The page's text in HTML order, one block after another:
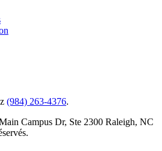
(984) 263-4376.
Campus Dr, Ste 2300 Raleigh, NC